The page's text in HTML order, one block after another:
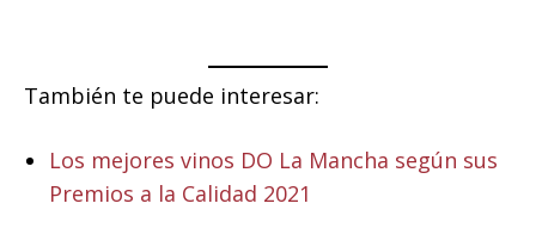
También te puede interesar:
Los mejores vinos DO La Mancha según sus
Premios a la Calidad 2021